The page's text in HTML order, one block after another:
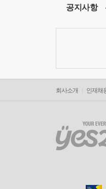
공지사항
회사소개 인재채